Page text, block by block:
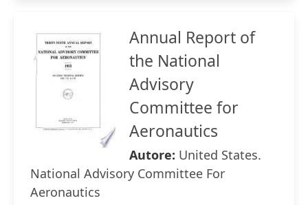
Annual Report of
the National
Advisory
Committee for
Aeronautics
Autore: United States.
National Advisory Committee For
Aeronautics